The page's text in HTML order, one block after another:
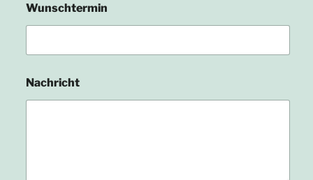
Wunschtermin
Nachricht